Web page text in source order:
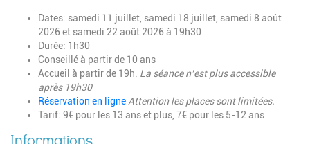
Dates: samedi 11 juillet, samedi 18 juillet, samedi 8 août
2026 et samedi 22 août 2026 à 19h30
Durée: 1h30
Conseillé à partir de 10 ans
Accueil à partir de 19h. La séance n’est plus accessible
après 19h30
Réservation en ligne Attention les places sont limitées.
Tarif: 9€ pour les 13 ans et plus, 7€ pour les 5-12 ans